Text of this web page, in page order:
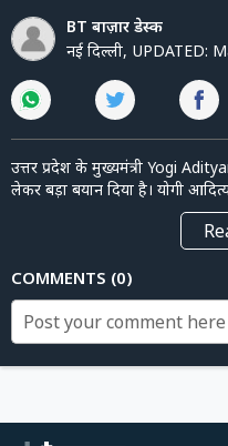
ऑटो
मार्केट
शेयर
बिजनेस
न्यूज
वीडियो
म्यूचुअल
BT बाज़ार डेस्क
नई दिल्ली, UPDATED:
उत्तर प्रदेश के मुख्यमंत्री Yogi
लेकर बड़ा बयान दिया है। योगी
दुनिया की अर्थव्यवस्था में भारत की
भारत की कृषि शक्ति, हस्तशिल्प,
वैश्विक व्यापार मॉडल को इसकी
सच में भारत कभी दुनिया की सबसे
कारीगर, व्यापार और खेती ने भारत
समझिए इतिहासकारों और आर्थिक
की प्राचीन अर्थव्यवस्था, ग्लोबल
आधारित यह रिपोर्ट आपको भारत के
COMMENTS 0